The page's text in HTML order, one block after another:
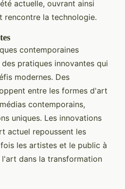
actuelle, ouvrant ainsi
rencontre la technologie.
contemporaines
pratiques innovantes qui
modernes. Des
entre les formes d'art
contemporains,
uniques. Les innovations
actuel repoussent les
les artistes et le public à
dans la transformation